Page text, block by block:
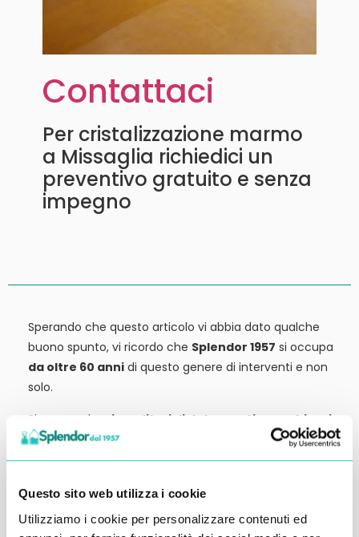
Questo sito web utilizza i cookie
Utilizziamo i cookie per personalizzare contenuti ed
Contattaci
Per cristalizzazione marmo
a Missaglia richiedici un
preventivo gratuito e senza
impegno
Sperando che questo articolo vi abbia dato qualche
buono spunto, vi ricordo che Splendor 1957 si occupa
da oltre 60 anni di questo genere di interventi e non
solo.
Siamo anche
rivenditori di detergenti, macchinari
ed attrezzature:
tutto ciò che potrebbe servirvi,
potete trovarlo in vendita presso la nostra sede.
Contattateci qui per preventivi o anche solo per
richiedere qualche informazione.
Ci vediamo al prossimo articolo.